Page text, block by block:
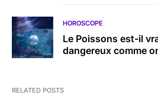
HOROSCOPE
Le Poissons est-il
dangereux comme
RELATED POSTS